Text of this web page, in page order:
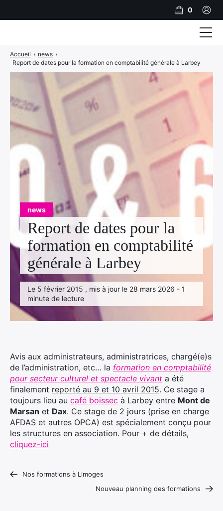
news
Report de dates pour la
formation en comptabilité
générale à Larbey
Le 5 février 2015 , mis à jour le 28 mars 2026 - 1
minute de lecture
Accueil › news ›
Report de dates pour la formation en comptabilité générale à Larbey
Avis aux administrateurs, administratrices, chargé(e)s
de l’administration, etc… la formation en comptabilité
pour secteur culturel et spectacle vivant a été
finalement reporté au 9 et 10 avril 2015. Ce stage a
toujours lieu au café boissec à Larbey entre Mont de
Marsan et Dax. Ce stage de 2 jours (prise en charge
AFDAS et autres OPCA) est spécialement conçu pour
les structures en association. Pour + de détails,
cliquez-ici
Nos formations à Limoges
Nouveau planning des formations
0
Formations
Accompagnement
A propos
Références Clients
Inscription
Financer sa formation
Contact
Facebook
LinkedinInstagram